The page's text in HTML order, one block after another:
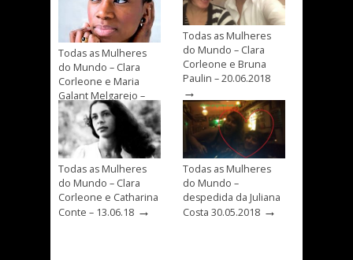
Todas as Mulheres
do Mundo – Clara
Corleone e Maria
Galant Melgarejo –
04.07.2018→
Todas as Mulheres
do Mundo – Clara
Corleone e Bruna
Paulin – 20.06.2018
→
Todas as Mulheres
do Mundo – Clara
Corleone e Catharina
Conte – 13.06.18 →
Todas as Mulheres
do Mundo –
despedida da Juliana
Costa 30.05.2018 →